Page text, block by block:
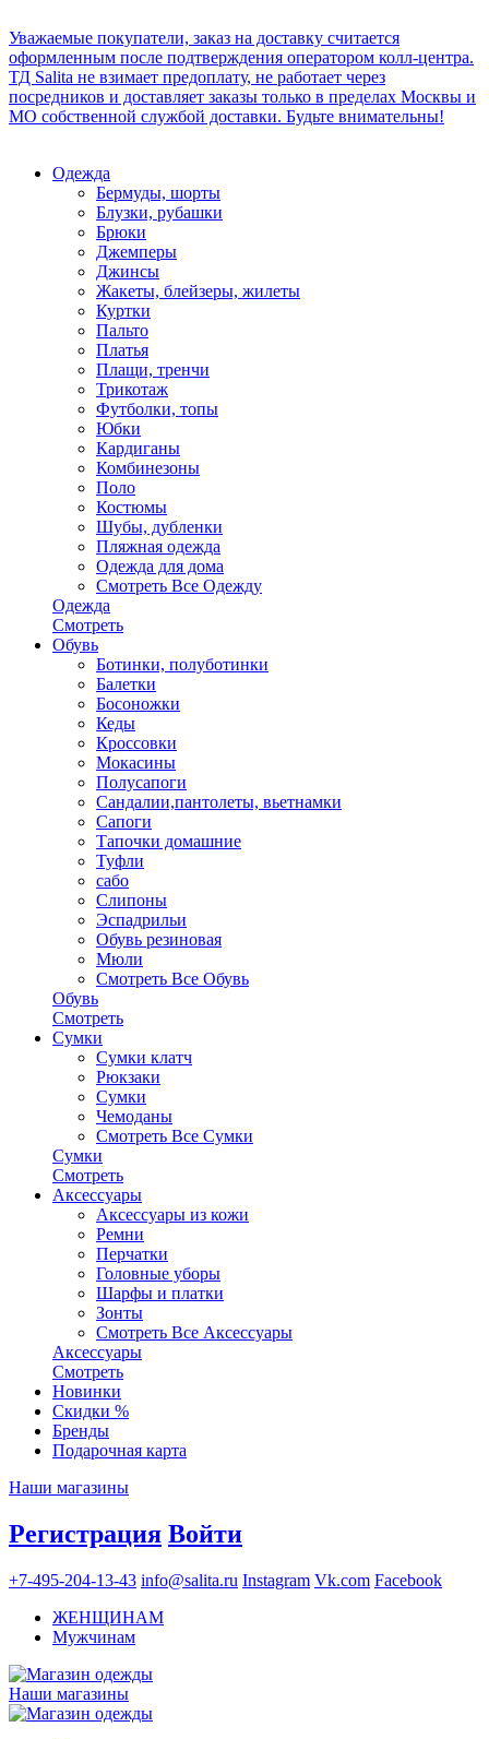
Уважаемые покупатели, заказ на доставку считается
оформленным после подтверждения оператором колл-центра.
ТД Salita не взимает предоплату, не работает через
посредников и доставляет заказы только в пределах Москвы и
МО собственной службой доставки. Будьте внимательны!
Одежда
Бермуды, шорты
Блузки, рубашки
Брюки
Джемперы
Джинсы
Жакеты, блейзеры, жилеты
Куртки
Пальто
Платья
Плащи, тренчи
Трикотаж
Футболки, топы
Юбки
Кардиганы
Комбинезоны
Поло
Костюмы
Шубы, дубленки
Пляжная одежда
Одежда для дома
Смотреть Все Одежду
Одежда
Смотреть
Обувь
Ботинки, полуботинки
Балетки
Босоножки
Кеды
Кроссовки
Мокасины
Полусапоги
Сандалии,пантолеты, вьетнамки
Сапоги
Тапочки домашние
Туфли
сабо
Слипоны
Эспадрильи
Обувь резиновая
Мюли
Смотреть Все Обувь
Обувь
Смотреть
Сумки
Сумки клатч
Рюкзаки
Сумки
Чемоданы
Смотреть Все Сумки
Сумки
Смотреть
Аксессуары
Аксессуары из кожи
Ремни
Перчатки
Головные уборы
Шарфы и платки
Зонты
Смотреть Все Аксессуары
Аксессуары
Смотреть
Новинки
Скидки %
Бренды
Подарочная карта
Наши магазины
Регистрация Войти
+7-495-204-13-43 info@salita.ru Instagram Vk.com Facebook
ЖЕНЩИНАМ
Мужчинам
Наши магазины